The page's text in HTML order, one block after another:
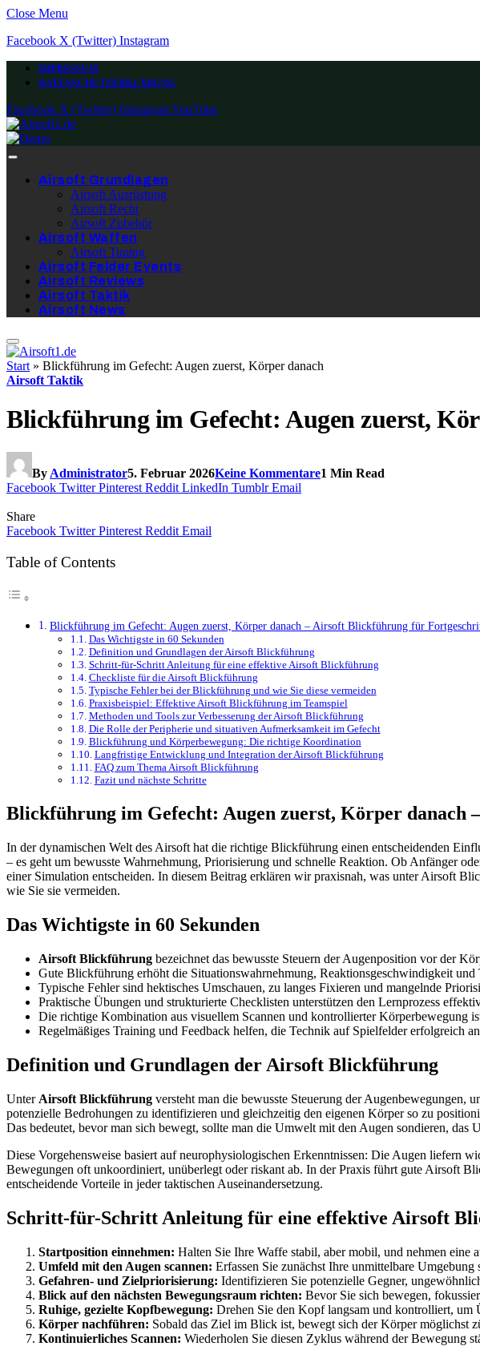
Close Menu
Facebook X (Twitter) Instagram
IMPRESSUM
DATENSCHUTZERKLÄRUNG
Facebook X (Twitter) InstagramYouTube
Airsoft Grundlagen
Airsoft Ausrüstung
Airsoft Recht
Airsoft Zubehör
Airsoft Waffen
Airsoft Tuning
Airsoft Felder Events
Airsoft Reviews
Airsoft Taktik
Airsoft News
Start » Blickführung im Gefecht: Augen zuerst, Körper danach
Airsoft Taktik
Blickführung im Gefecht: Augen zuerst,
By Administrator5. Februar 2026Keine Kommentare1 Min Read
Facebook Twitter Pinterest Reddit LinkedIn Tumblr Email
Share
Facebook Twitter Pinterest Reddit Email
Table of Contents
Blickführung im Gefecht: Augen zuerst, Körper danach – Airsoft Blickführung für
Das Wichtigste in 60 Sekunden
Definition und Grundlagen der Airsoft Blickführung
Schritt-für-Schritt Anleitung für eine effektive Airsoft Blickführung
Checkliste für die Airsoft Blickführung
Typische Fehler bei der Blickführung und wie Sie diese vermeiden
Praxisbeispiel: Effektive Airsoft Blickführung im Teamspiel
Methoden und Tools zur Verbesserung der Airsoft Blickführung
Die Rolle der Peripherie und situativen Aufmerksamkeit im Gefecht
Blickführung und Körperbewegung: Die richtige Koordination
Langfristige Entwicklung und Integration der Airsoft Blickführung
FAQ zum Thema Airsoft Blickführung
Fazit und nächste Schritte
Blickführung im Gefecht: Augen zuerst, Körper
In der dynamischen Welt des Airsoft hat die richtige Blickführung einen entscheidenden
– es geht um bewusste Wahrnehmung, Priorisierung und schnelle Reaktion. Ob Anfänger
einer Simulation entscheiden. In diesem Beitrag erklären wir praxisnah, was unter Airsoft
wie Sie sie vermeiden.
Das Wichtigste in 60 Sekunden
Airsoft Blickführung bezeichnet das bewusste Steuern der Augenposition vor der
Gute Blickführung erhöht die Situationswahrnehmung, Reaktionsgeschwindigkeit
Typische Fehler sind hektisches Umschauen, zu langes Fixieren und mangelnde
Praktische Übungen und strukturierte Checklisten unterstützen den Lernprozess
Die richtige Kombination aus visuellem Scannen und kontrollierter Körperbewegung
Regelmäßiges Training und Feedback helfen, die Technik auf Spielfelder erfolgreich
Definition und Grundlagen der Airsoft Blickführung
Unter Airsoft Blickführung versteht man die bewusste Steuerung der Augenbewegungen,
potenzielle Bedrohungen zu identifizieren und gleichzeitig den eigenen Körper so zu
Das bedeutet, bevor man sich bewegt, sollte man die Umwelt mit den Augen sondieren,
Diese Vorgehensweise basiert auf neurophysiologischen Erkenntnissen: Die Augen liefern
Bewegungen oft unkoordiniert, unüberlegt oder riskant ab. In der Praxis führt gute Airsoft
entscheidende Vorteile in jeder taktischen Auseinandersetzung.
Schritt-für-Schritt Anleitung für eine effektive Airsoft
Startposition einnehmen: Halten Sie Ihre Waffe stabil, aber mobil, und nehmen eine
Umfeld mit den Augen scannen: Erfassen Sie zunächst Ihre unmittelbare
Gefahren- und Zielpriorisierung: Identifizieren Sie potenzielle Gegner,
Blick auf den nächsten Bewegungsraum richten: Bevor Sie sich bewegen,
Ruhige, gezielte Kopfbewegung: Drehen Sie den Kopf langsam und kontrolliert, um
Körper nachführen: Sobald das Ziel im Blick ist, bewegt sich der Körper möglichst
Kontinuierliches Scannen: Wiederholen Sie diesen Zyklus während der Bewegung